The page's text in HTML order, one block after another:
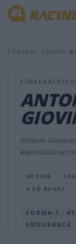
FŐOLDAL CÍMKÉK /
Antonio
kapcsolódó
60 CIKK
4 FŐ ROVAT
FORMA-1 · 45
ENDURANCE
sem
utolsó:
a
világbajnok
Ferrari
BOGNÁR